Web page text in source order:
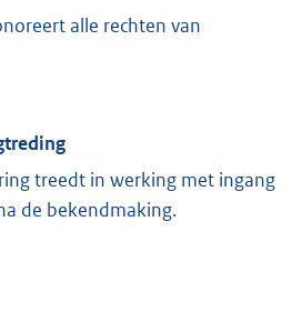
alle rechten van
treedt in werking met ingang
de bekendmaking.